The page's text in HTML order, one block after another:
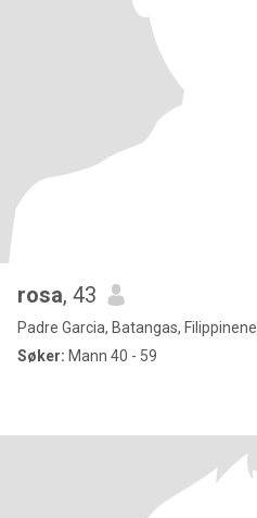
rosa, 43
Padre Garcia, Batangas, Filippinene
Søker: Mann 40 - 59